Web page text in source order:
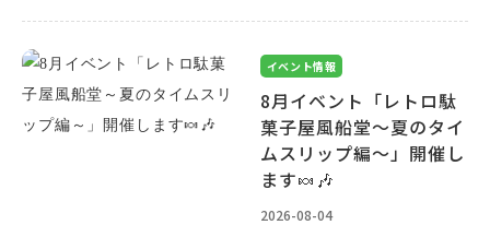
イベント情報
8月イベント「レトロ駄
菓子屋風船堂～夏のタイ
ムスリップ編～」開催し
ます🍬🎶
2026-08-04